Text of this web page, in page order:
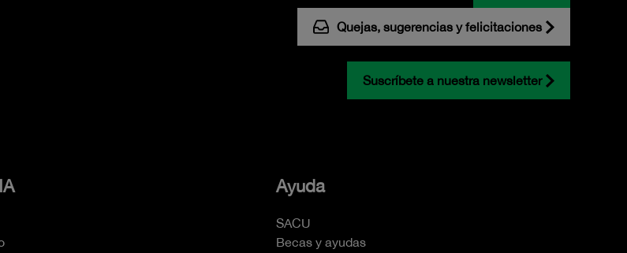
Quejas, sugerencias y felicitaciones
Suscríbete a nuestra newsletter
Ayuda
SACU
Becas y ayudas